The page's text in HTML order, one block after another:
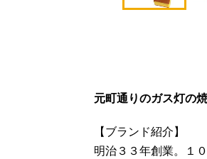
元町通りのガス灯の
【ブランド紹介】
明治３３年創業。１